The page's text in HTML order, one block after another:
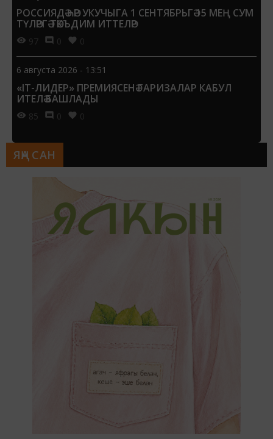
РОССИЯДӘ ҺӘР УКУЧЫГА 1 СЕНТЯБРЬГӘ 15 МЕҢ СУМ
ТҮЛӘРГӘ ТӘКЪДИМ ИТТЕЛӘР
97 0 0
6 августа 2026 - 13:51
«IT-ЛИДЕР» ПРЕМИЯСЕНӘ ГАРИЗАЛАР КАБУЛ
ИТЕЛӘ БАШЛАДЫ
85 0 0
ЯҢА САН